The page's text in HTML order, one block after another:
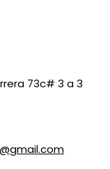
73c# 3 a 3